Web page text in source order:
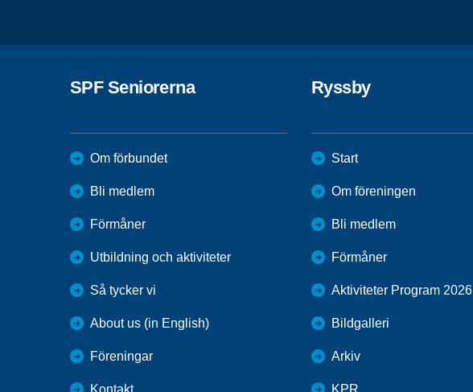
SPF Seniorerna
Om förbundet
Bli medlem
Förmåner
Utbildning och aktiviteter
Så tycker vi
About us (in English)
Föreningar
Kontakt
Ryssby
Start
Om föreningen
Bli medlem
Förmåner
Aktiviteter Program 2026
Bildgalleri
Arkiv
KPR